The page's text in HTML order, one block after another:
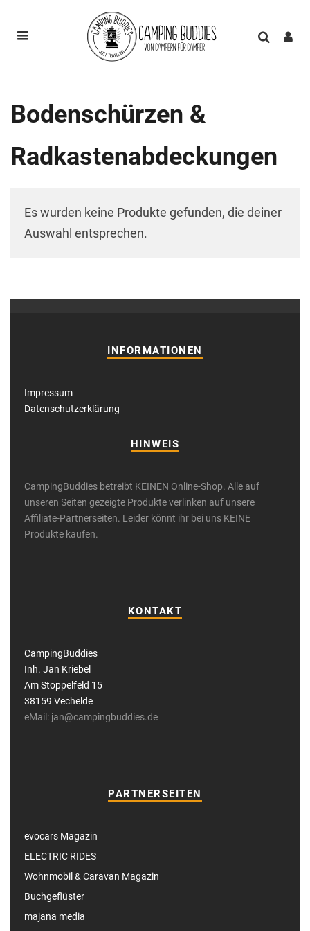
Bodenschürzen &
Radkastenabdeckungen
Es wurden keine Produkte gefunden, die deiner
Auswahl entsprechen.
INFORMATIONEN
Impressum
Datenschutzerklärung
HINWEIS
CampingBuddies betreibt KEINEN Online-Shop. Alle auf
unseren Seiten gezeigte Produkte verlinken auf unsere
Affiliate-Partnerseiten. Leider könnt ihr bei uns KEINE
Produkte kaufen.
KONTAKT
CampingBuddies
Inh. Jan Kriebel
Am Stoppelfeld 15
38159 Vechelde
eMail: jan@campingbuddies.de
PARTNERSEITEN
evocars Magazin
ELECTRIC RIDES
Wohnmobil & Caravan Magazin
Buchgeflüster
majana media